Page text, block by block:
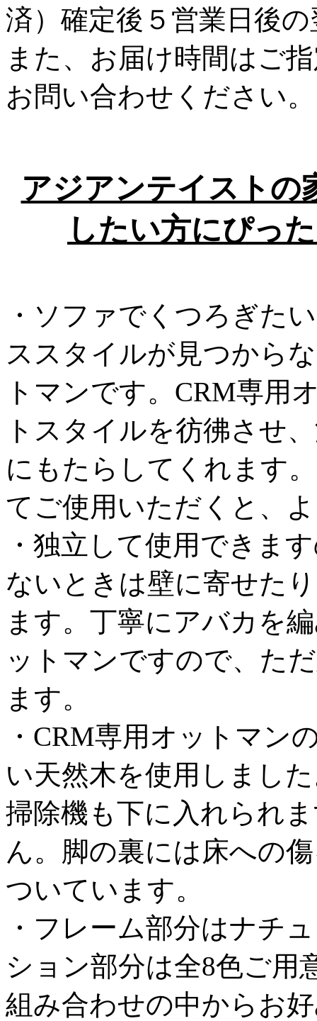
済）確定後５営業日後
また、お届け時間はご
お問い合わせください。
アジアンテイストの
したい方にぴっ
・ソファでくつろぎた
ススタイルが見つから
トマンです。CRM専用
トスタイルを彷彿させ
にもたらしてくれます
てご使用いただくと、
・独立して使用できま
ないときは壁に寄せた
ます。丁寧にアバカを
ットマンですので、た
ます。
・CRM専用オットマン
い天然木を使用しまし
掃除機も下に入れられ
ん。脚の裏には床への
ついています。
・フレーム部分はナチ
ション部分は全8色ご用
組み合わせの中からお